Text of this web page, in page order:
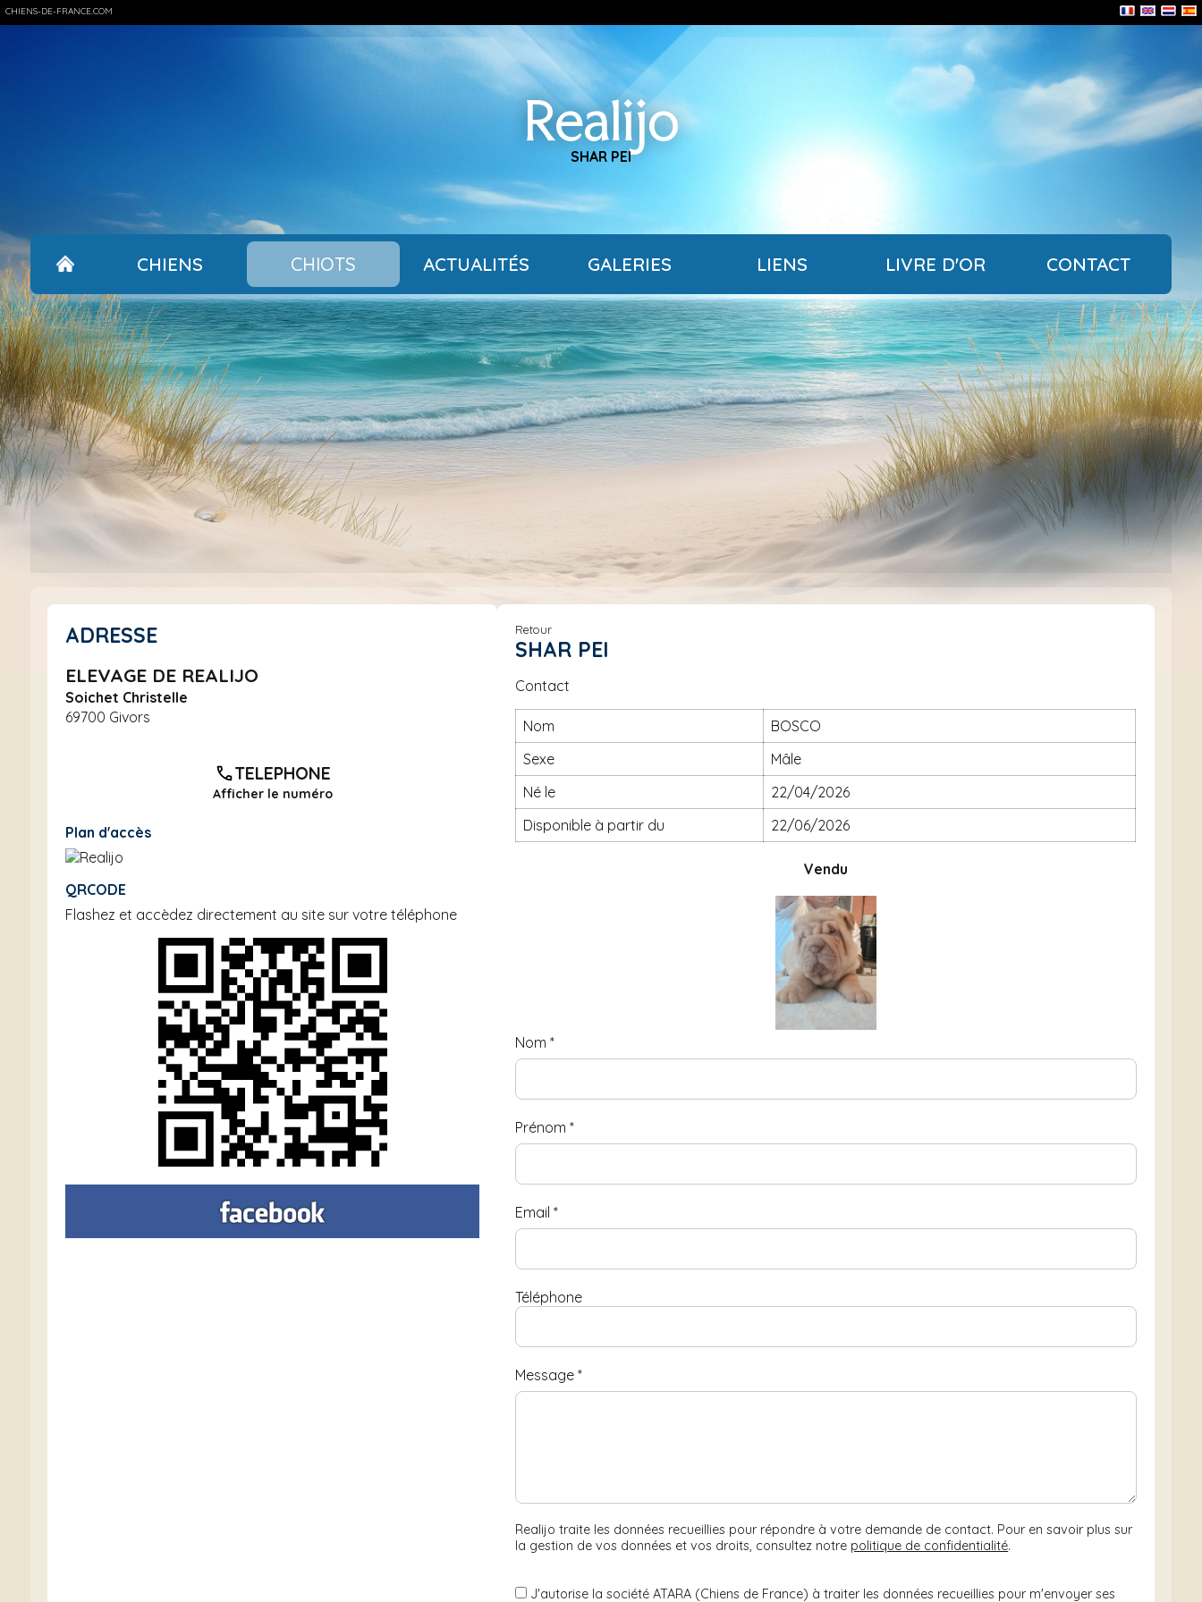
CHIENS-DE-FRANCE.COM
Realijo
SHAR PEI
CHIENS CHIOTS ACTUALITÉS GALERIES LIENS LIVRE D'OR CONTACT
ADRESSE
ELEVAGE DE REALIJO
Soichet Christelle
69700 Givors
TELEPHONE
Afficher le numéro
Plan d'accès
QRCODE
Flashez et accèdez directement au site sur votre téléphone
Retour
SHAR PEI
Contact
Nom
BOSCO
Sexe
mâle
né le
22/04/2026
disponible à partir du
22/06/2026
Vendu
Nom*
Prénom*
Email*
Téléphone
Message*
Realijo traite les données recueillies pour répondre à votre demande de contact. Pour en savoir plus sur
la gestion de vos données et vos droits, consultez notre politique de confidentialité.
J'autorise la société ATARA (Chiens de France) à traiter les données recueillies pour m'envoyer ses